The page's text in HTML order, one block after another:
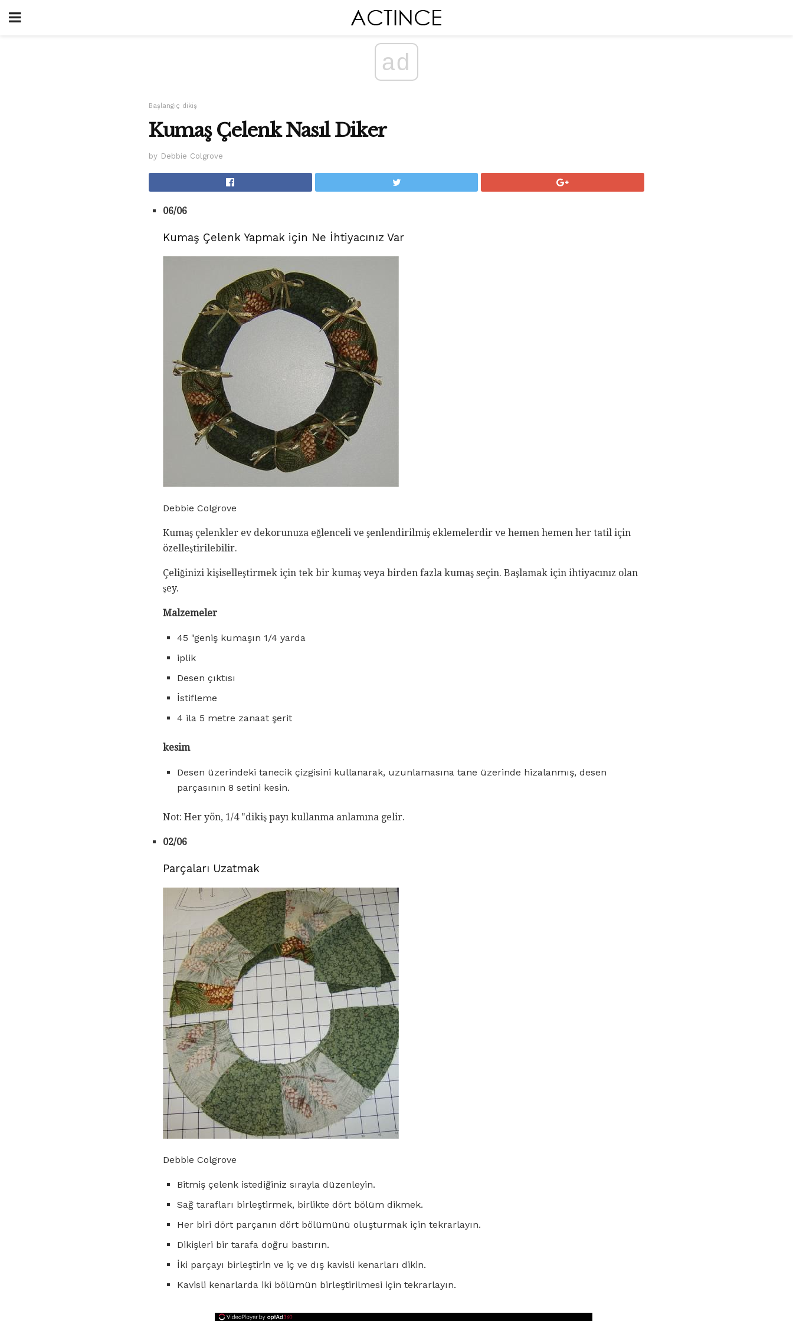
ad
Başlangıç ​​dikiş
Kumaş Çelenk Nasıl Diker
by Debbie Colgrove
06/06
Kumaş Çelenk Yapmak için Ne İhtiyacınız Var
Debbie Colgrove
Kumaş çelenkler ev dekorunuza eğlenceli ve şenlendirilmiş eklemelerdir ve hemen hemen her tatil için
özelleştirilebilir.
Çeliğinizi kişiselleştirmek için tek bir kumaş veya birden fazla kumaş seçin. Başlamak için ihtiyacınız olan
şey.
Malzemeler
45 "geniş kumaşın 1/4 yarda
iplik
Desen çıktısı
İstifleme
4 ila 5 metre zanaat şerit
kesim
Desen üzerindeki tanecik çizgisini kullanarak, uzunlamasına tane üzerinde hizalanmış, desen
parçasının 8 setini kesin.
Not: Her yön, 1/4 "dikiş payı kullanma anlamına gelir.
02/06
Parçaları Uzatmak
Debbie Colgrove
Bitmiş çelenk istediğiniz sırayla düzenleyin.
Sağ tarafları birleştirmek, birlikte dört bölüm dikmek.
Her biri dört parçanın dört bölümünü oluşturmak için tekrarlayın.
Dikişleri bir tarafa doğru bastırın.
İki parçayı birleştirin ve iç ve dış kavisli kenarları dikin.
Kavisli kenarlarda iki bölümün birleştirilmesi için tekrarlayın.